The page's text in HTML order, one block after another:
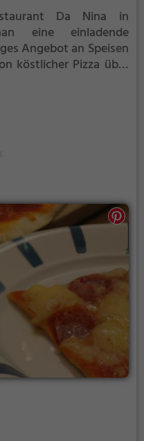
Da Nina in
eine einladende
Angebot an Speisen
köstlicher Pizza über
Spezialitäten ist
dabei. Dazu gibt es